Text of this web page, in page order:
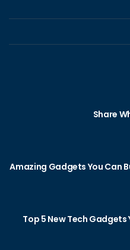
Share
Top 5 New Tech Gadgets